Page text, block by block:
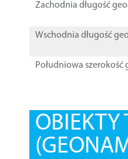
Zachodnia długość
Wschodnia długość
Południowa szerokość
OBIEKTY